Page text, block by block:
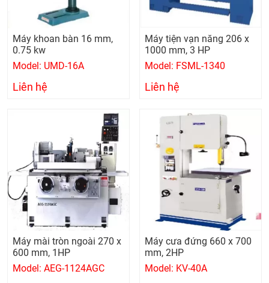
Máy khoan bàn 16 mm,
0.75 kw
Model: UMD-16A
Liên hệ
Máy tiện vạn năng 206 x
1000 mm, 3 HP
Model: FSML-1340
Liên hệ
Máy mài tròn ngoài 270 x
600 mm, 1HP
Model: AEG-1124AGC
Máy cưa đứng 660 x 700
mm, 2HP
Model: KV-40A